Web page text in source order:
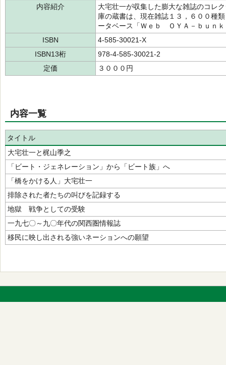
内容紹介
大宅壮一が収集した膨大な雑誌のコレ
庫の蔵書は、現在雑誌１３，６００種
ータベース「Ｗｅｂ ＯＹＡ－ｂｕｎ
ISBN
4-585-30021-X
ISBN13桁
978-4-585-30021-2
定価
３０００円
内容一覧
タイトル
大宅壮一と梶山季之
「ビート・ジェネレーション」から「ビート族」へ
「橋をかける人」大宅壮一
排除された者たちの叫びを記録する
地獄 戦争としての受験
一九七〇～九〇年代の関西圏情報誌
移民に映し出される強いネーションへの願望